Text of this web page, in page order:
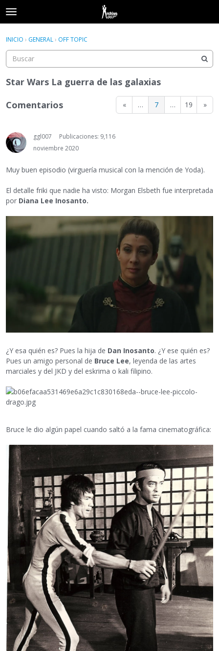
t
o
g
e
m
e
u
Acceder
Acceder Registrarse
INICIO › GENERAL› OFF TOPIC
Star Wars La guerra de las galaxias
« … 7 … 19 »
Comentarios
ggl007
Publicaciones: 9,116
noviembre 2020
Muy buen episodio (virguería musical con la mención de Yoda).
El detalle friki que nadie ha visto: Morgan Elsbeth fue interpretada
por Diana Lee Inosanto.
¿Y esa quién es? Pues la hija de Dan Inosanto. ¿Y ese quién es?
Pues un amigo personal de Bruce Lee, leyenda de las artes
marciales y del JKD y del eskrima o kali filipino.
Bruce le dio algún papel cuando saltó a la fama cinematográfica: